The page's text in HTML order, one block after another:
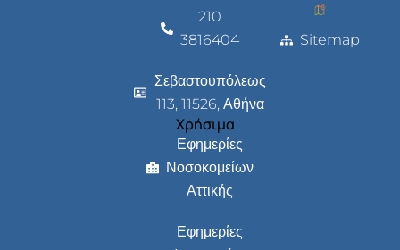
210
3816404
Σεβαστουπόλεως
113, 11526, Αθήνα
Χρήσιμα
Εφημερίες
Νοσοκομείων
Αττικής
Εφημερίες
Sitemap